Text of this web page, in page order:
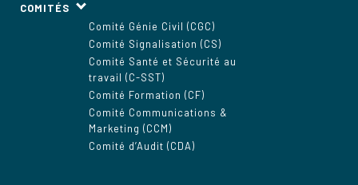
COMITÉS
Comité Génie Civil (CGC)
Comité Signalisation (CS)
Comité Santé et Sécurité au
travail (C-SST)
Comité Formation (CF)
Comité Communications &
Marketing (CCM)
Comité d’Audit (CDA)